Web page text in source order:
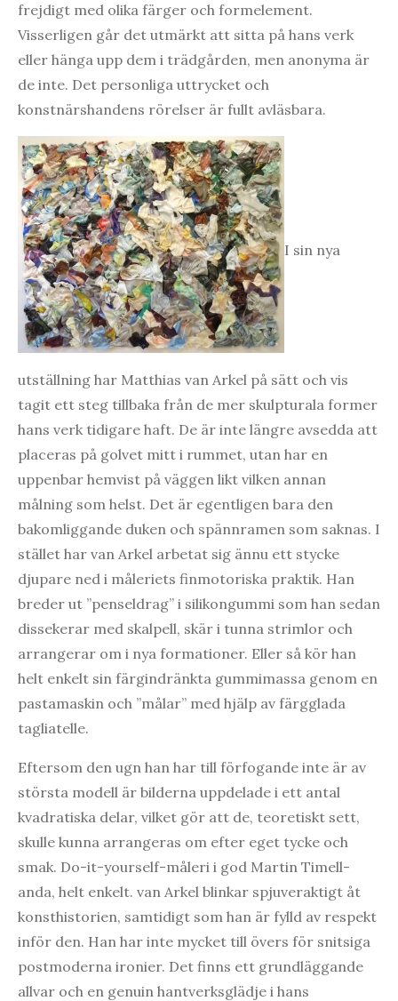
frejdigt med olika färger och formelement.
Visserligen går det utmärkt att sitta på hans verk
eller hänga upp dem i trädgården, men anonyma är
de inte. Det personliga uttrycket och
konstnärshandens rörelser är fullt avläsbara.
I sin nya
utställning har Matthias van Arkel på sätt och vis
tagit ett steg tillbaka från de mer skulpturala former
hans verk tidigare haft. De är inte längre avsedda att
placeras på golvet mitt i rummet, utan har en
uppenbar hemvist på väggen likt vilken annan
målning som helst. Det är egentligen bara den
bakomliggande duken och spännramen som saknas. I
stället har van Arkel arbetat sig ännu ett stycke
djupare ned i måleriets finmotoriska praktik. Han
breder ut ”penseldrag” i silikongummi som han sedan
dissekerar med skalpell, skär i tunna strimlor och
arrangerar om i nya formationer. Eller så kör han
helt enkelt sin färgindränkta gummimassa genom en
pastamaskin och ”målar” med hjälp av färgglada
tagliatelle.
Eftersom den ugn han har till förfogande inte är av
största modell är bilderna uppdelade i ett antal
kvadratiska delar, vilket gör att de, teoretiskt sett,
skulle kunna arrangeras om efter eget tycke och
smak. Do-it-yourself-måleri i god Martin Timell-
anda, helt enkelt. van Arkel blinkar spjuveraktigt åt
konsthistorien, samtidigt som han är fylld av respekt
inför den. Han har inte mycket till övers för snitsiga
postmoderna ironier. Det finns ett grundläggande
allvar och en genuin hantverksglädje i hans